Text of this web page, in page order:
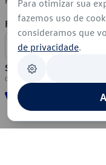
Formas de Pagamento
Segurança
Para otimizar sua
fazemos uso de
consideramos que
de privacidade.